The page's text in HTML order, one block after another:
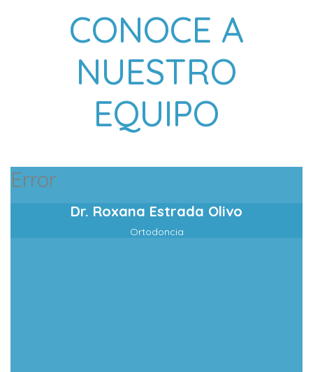
CONOCE A
NUESTRO
EQUIPO
Error
Dr. Roxana Estrada Olivo
Ortodoncia